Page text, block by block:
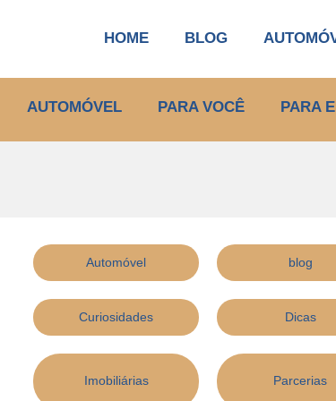
HOME BLOG
AUTOMÓVEL PARA VOCÊ PARA
Automóvel blog
Curiosidades Dicas
Imobiliárias Parcerias